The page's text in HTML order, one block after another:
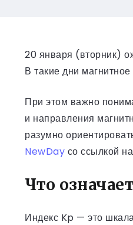
20 января (вторник)
В такие дни
При этом важно
и направления
разумно
NewDay со ссылкой на
Что
Индекс Kp — это